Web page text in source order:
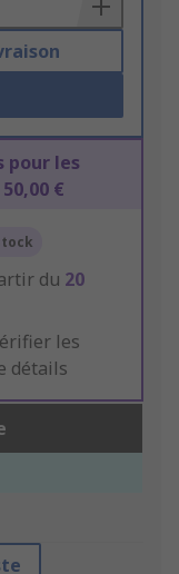
les
€
du 20
les
détails